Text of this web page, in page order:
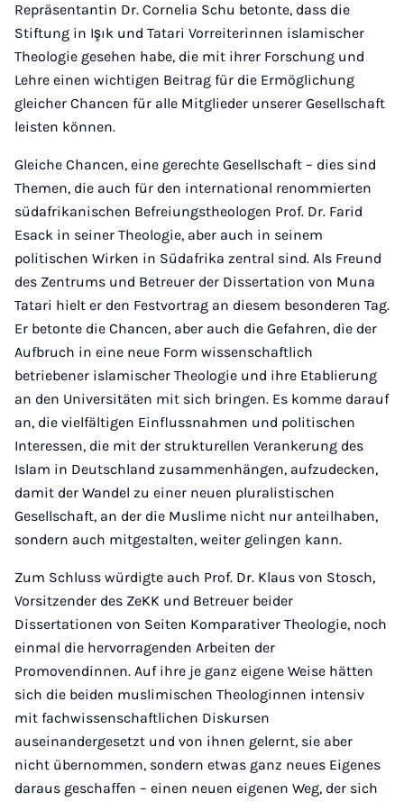
Repräsentantin Dr. Cornelia Schu betonte, dass die
Stiftung in Işık und Tatari Vorreiterinnen islamischer
Theologie gesehen habe, die mit ihrer Forschung und
Lehre einen wichtigen Beitrag für die Ermöglichung
gleicher Chancen für alle Mitglieder unserer Gesellschaft
leisten können.
Gleiche Chancen, eine gerechte Gesellschaft – dies sind
Themen, die auch für den international renommierten
südafrikanischen Befreiungstheologen Prof. Dr. Farid
Esack in seiner Theologie, aber auch in seinem
politischen Wirken in Südafrika zentral sind. Als Freund
des Zentrums und Betreuer der Dissertation von Muna
Tatari hielt er den Festvortrag an diesem besonderen Tag.
Er betonte die Chancen, aber auch die Gefahren, die der
Aufbruch in eine neue Form wissenschaftlich
betriebener islamischer Theologie und ihre Etablierung
an den Universitäten mit sich bringen. Es komme darauf
an, die vielfältigen Einflussnahmen und politischen
Interessen, die mit der strukturellen Verankerung des
Islam in Deutschland zusammenhängen, aufzudecken,
damit der Wandel zu einer neuen pluralistischen
Gesellschaft, an der die Muslime nicht nur anteilhaben,
sondern auch mitgestalten, weiter gelingen kann.
Zum Schluss würdigte auch Prof. Dr. Klaus von Stosch,
Vorsitzender des ZeKK und Betreuer beider
Dissertationen von Seiten Komparativer Theologie, noch
einmal die hervorragenden Arbeiten der
Promovendinnen. Auf ihre je ganz eigene Weise hätten
sich die beiden muslimischen Theologinnen intensiv
mit fachwissenschaftlichen Diskursen
auseinandergesetzt und von ihnen gelernt, sie aber
nicht übernommen, sondern etwas ganz neues Eigenes
daraus geschaffen – einen neuen eigenen Weg, der sich